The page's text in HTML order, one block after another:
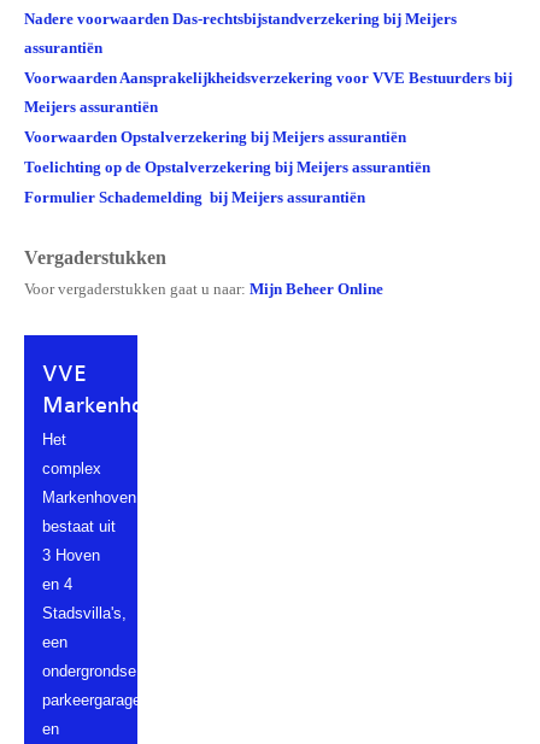
Klachtenmeldpunt
ALV 2016
VVE Parkeergarage
Ander nieuws
Nadere voorwaarden Das-rechtsbijstandverzekering bij Meijers
assurantiën
Voorwaarden Aansprakelijkheidsverzekering voor VVE Bestuurders bij
Meijers assurantiën
Voorwaarden Opstalverzekering bij Meijers assurantiën
Toelichting op de Opstalverzekering bij Meijers assurantiën
Formulier Schademelding bij Meijers assurantiën
Vergaderstukken
Voor vergaderstukken gaat u naar: Mijn Beheer Online
VVE
Markenhoven
Het
complex
Markenhoven
bestaat uit
3 Hoven
en 4
Stadsvilla's,
een
ondergrondse
parkeergarage
en